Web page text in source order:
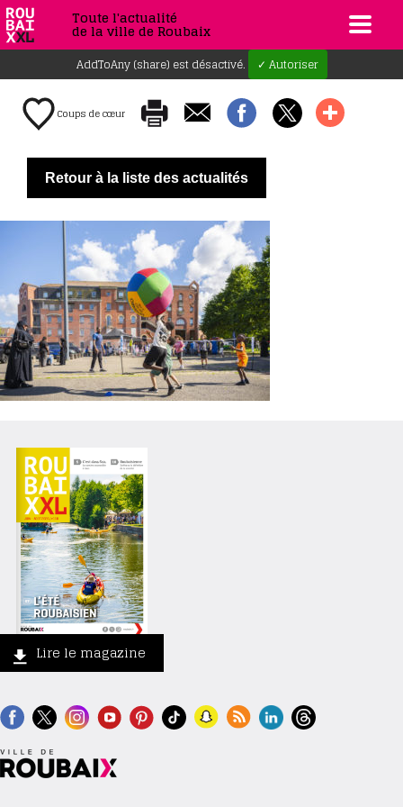
Toute l'actualité
de la ville de Roubaix
AddToAny (share) est désactivé. ✓ Autoriser
Coups de cœur
Retour à la liste des actualités
Lire le magazine